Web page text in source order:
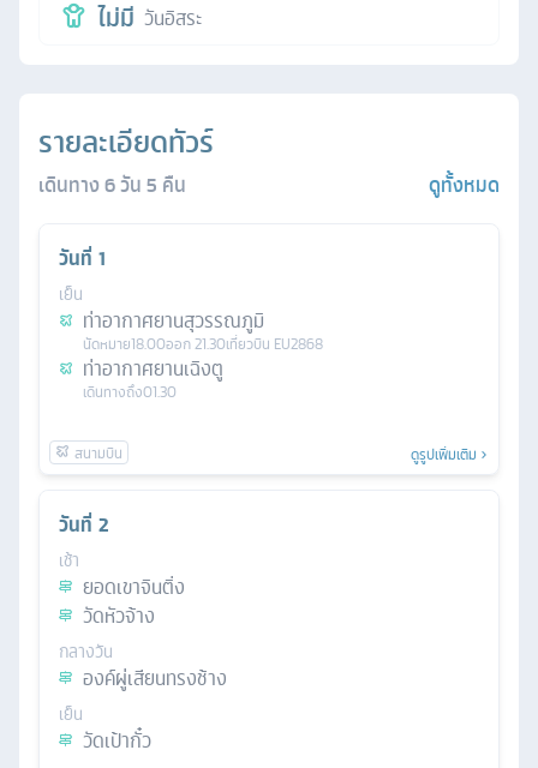
ไม่มี วันอิสระ
รายละเอียดทัวร์
เดินทาง6วัน5 คืน ดูทั้งหมด
วันที่ 1
เย็น
ท่าอากาศยานสุวรรณภูมิ
นัดหมาย18.00ออก21.30เที่ยวบิน EU2868
ท่าอากาศยานเฉิงตู
เดินทางถึง01.30
ดูรูปเพิ่มเติม
วันที่ 2
เช้า
ยอดเขาจินติ่ง
วัดหัวจ้าง
กลางวัน
องค์ผู่เสียนทรงช้าง
เย็น
วัดเป้ากั๋ว